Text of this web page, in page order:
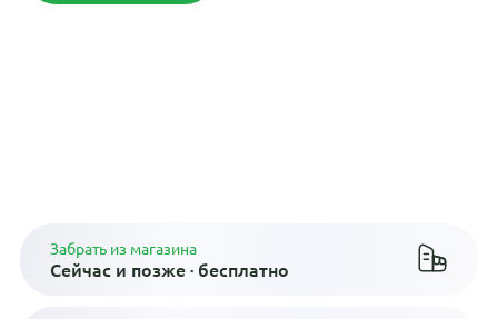
Забрать из магазина
Сейчас и позже · бесплатно